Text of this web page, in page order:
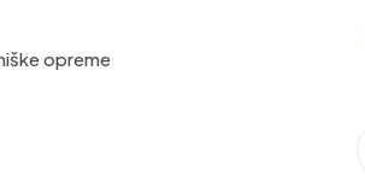
opreme